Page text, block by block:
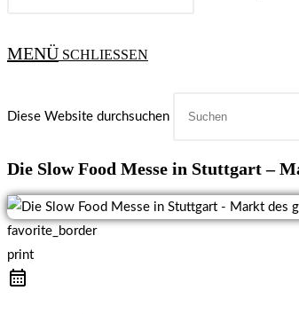
MENÜ SCHLIESSEN
Diese Website durchsuchen
Die Slow Food Messe in Stuttgart –
favorite_border
print